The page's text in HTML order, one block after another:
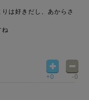
は好きだし、あからさ
ね
+0 -0